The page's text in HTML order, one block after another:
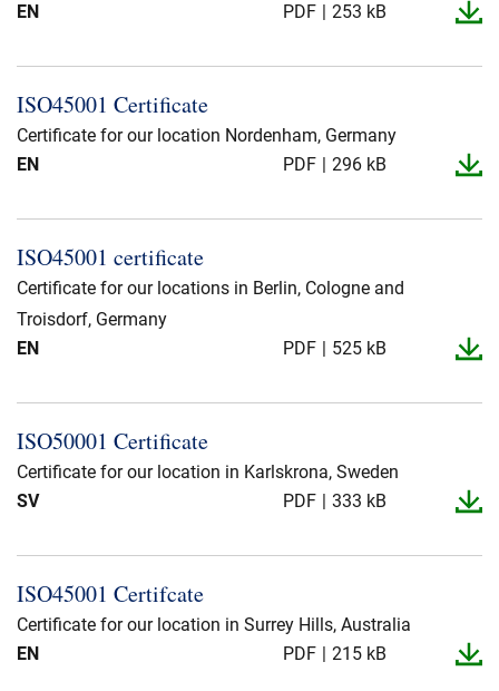
EN
PDF 253 kB
ISO45001 Certificate
Certificate for our location Nordenham, Germany
EN
PDF 296 kB
ISO45001 certificate
Certificate for our locations in Berlin, Cologne and
Troisdorf, Germany
EN
PDF 525 kB
ISO50001 Certificate
Certificate for our location in Karlskrona, Sweden
SV
PDF 333 kB
ISO45001 Certifcate
Certificate for our location in Surrey Hills, Australia
EN
PDF 215 kB